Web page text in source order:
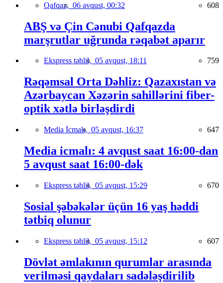
Qafqaz, 06 avqust, 00:32 608
ABŞ və Çin Cənubi Qafqazda
marşrutlar uğrunda rəqabət aparır
Ekspress təhlil, 05 avqust, 18:11 759
Rəqəmsal Orta Dəhliz: Qazaxıstan və
Azərbaycan Xəzərin sahillərini fiber-
optik xətlə birləşdirdi
Media İcmalı, 05 avqust, 16:37 647
Media icmalı: 4 avqust saat 16:00-dan
5 avqust saat 16:00-dək
Ekspress təhlil, 05 avqust, 15:29 670
Sosial şəbəkələr üçün 16 yaş həddi
tətbiq olunur
Ekspress təhlil, 05 avqust, 15:12 607
Dövlət əmlakının qurumlar arasında
verilməsi qaydaları sadələşdirilib